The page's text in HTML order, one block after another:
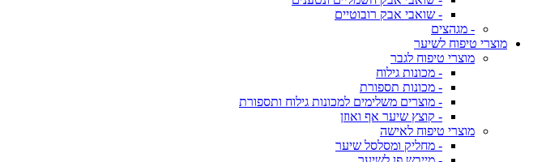
- שואבי אבק רובוטיים
- מגהצים
מוצרי טיפוח לשיער
מוצרי טיפוח לגבר
- מכונות גילוח
- מכונות תספורת
- מוצרים משלימים למכונות גילוח ותספורת
- קוצץ שיער אף ואוזן
מוצרי טיפוח לאישה
- מחליק ומסלסל שיער